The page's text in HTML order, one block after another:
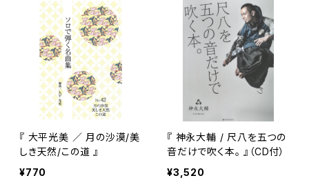
『 大平光美 ／ 月の沙漠/美
しき天然/この道 』
¥770
『 神永大輔 / 尺八を五つの
音だけで吹く本。 』（CD付）
¥3,520